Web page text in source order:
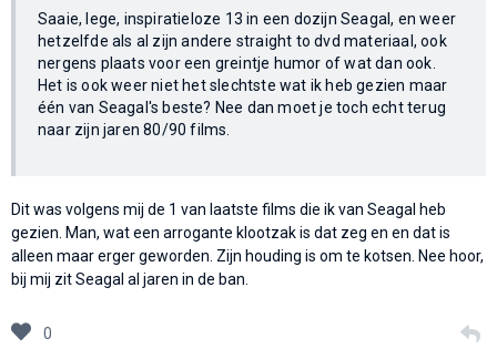
Saaie, lege, inspiratieloze 13 in een dozijn Seagal, en weer
hetzelfde als al zijn andere straight to dvd materiaal, ook
nergens plaats voor een greintje humor of wat dan ook.
Het is ook weer niet het slechtste wat ik heb gezien maar
één van Seagal's beste? Nee dan moet je toch echt terug
naar zijn jaren 80/90 films.
Dit was volgens mij de 1 van laatste films die ik van Seagal heb
gezien. Man, wat een arrogante klootzak is dat zeg en en dat is
alleen maar erger geworden. Zijn houding is om te kotsen. Nee hoor,
bij mij zit Seagal al jaren in de ban.
0